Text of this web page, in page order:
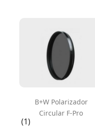
B+W Polarizador
Circular F-Pro
(1)